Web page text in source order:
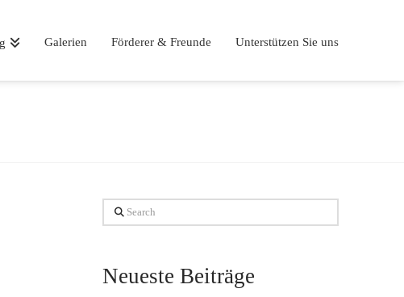
Galerien Förderer & Freunde Unterstützen Sie uns
Search
Neueste Beiträge